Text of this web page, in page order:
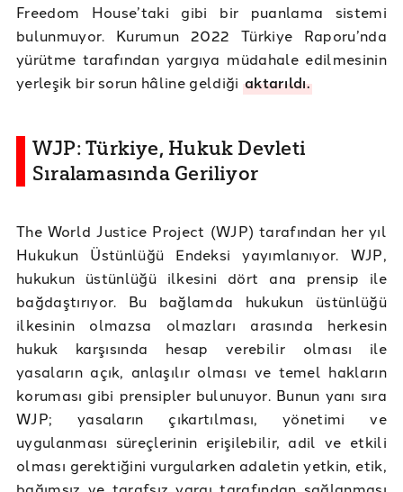
Freedom House’taki gibi bir puanlama sistemi
bulunmuyor. Kurumun 2022 Türkiye Raporu’nda
yürütme tarafından yargıya müdahale edilmesinin
yerleşik bir sorun hâline geldiği aktarıldı.
WJP: Türkiye, Hukuk Devleti
Sıralamasında Geriliyor
The World Justice Project (WJP) tarafından her yıl
Hukukun Üstünlüğü Endeksi yayımlanıyor. WJP,
hukukun üstünlüğü ilkesini dört ana prensip ile
bağdaştırıyor. Bu bağlamda hukukun üstünlüğü
ilkesinin olmazsa olmazları arasında herkesin
hukuk karşısında hesap verebilir olması ile
yasaların açık, anlaşılır olması ve temel hakların
koruması gibi prensipler bulunuyor. Bunun yanı sıra
WJP; yasaların çıkartılması, yönetimi ve
uygulanması süreçlerinin erişilebilir, adil ve etkili
olması gerektiğini vurgularken adaletin yetkin, etik,
bağımsız ve tarafsız yargı tarafından sağlanması